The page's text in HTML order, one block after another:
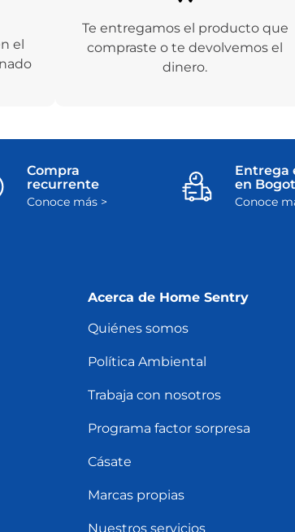
el
Te entregamos el producto que
compraste o te devolvemos el
dinero.
Compra
recurrente
Conoce más >
Entrega
en
Conoce
Acerca de Home Sentry
Quiénes somos
Política Ambiental
Trabaja con nosotros
Programa factor sorpresa
Cásate
Marcas propias
Nuestros servicios